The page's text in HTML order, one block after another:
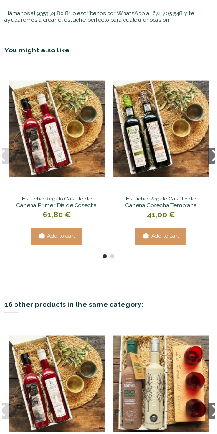
Llámanos al 9353 74 80 81 o escríbenos porWhatsApp al 674 705 548 y te
ayudaremos a crear el estuche perfecto para cualquier ocasión.
You might also like
Estuche Regalo Castillo de
Canena Primer Día de Cosecha
61,80 €
Add to cart
Estuche Regalo Castillo de
Canena Cosecha Temprana
41,00 €
Add to cart
16 other products in the same category: